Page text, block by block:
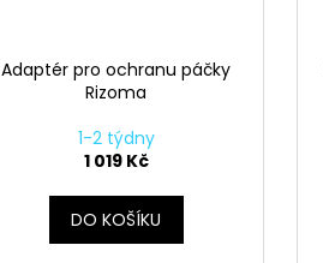
Adaptér pro ochranu páčky
Rizoma
1-2 týdny
1 019 Kč
DO KOŠÍKU